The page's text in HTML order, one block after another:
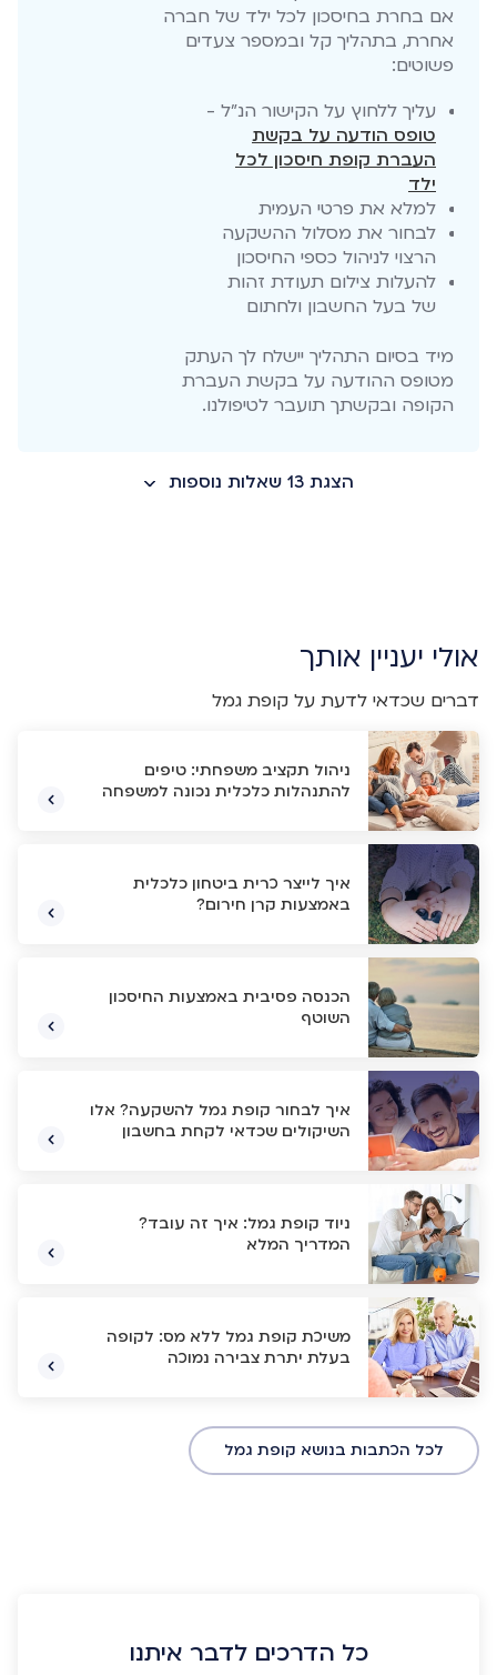
אם בחרת בחיסכון לכל ילד של חברה
אחרת, בתהליך קל ובמספר צעדים
פשוטים:
עליך ללחוץ על הקישור הנ"ל -
טופס הודעה על בקשת
העברת קופת חיסכון לכל
ילד
למלא את פרטי העמית
לבחור את מסלול ההשקעה
הרצוי לניהול כספי החיסכון
להעלות צילום תעודת זהות
של בעל החשבון ולחתום
מיד בסיום התהליך יישלח לך העתק
מטופס ההודעה על בקשת העברת
הקופה ובקשתך תועבר לטיפולנו.
הצגת 13 שאלות נוספות
אולי יעניין אותך
דברים שכדאי לדעת על קופת גמל
ניהול תקציב משפחתי: טיפים
להתנהלות כלכלית נכונה למשפחה
איך לייצר כרית ביטחון כלכלית
באמצעות קרן חירום?
הכנסה פסיבית באמצעות החיסכון
השוטף
איך לבחור קופת גמל להשקעה? אלו
השיקולים שכדאי לקחת בחשבון
ניוד קופת גמל: איך זה עובד?
המדריך המלא
משיכת קופת גמל ללא מס: לקופה
בעלת יתרת צבירה נמוכה
לכל הכתבות בנושא קופת גמל
כל הדרכים לדבר איתנו